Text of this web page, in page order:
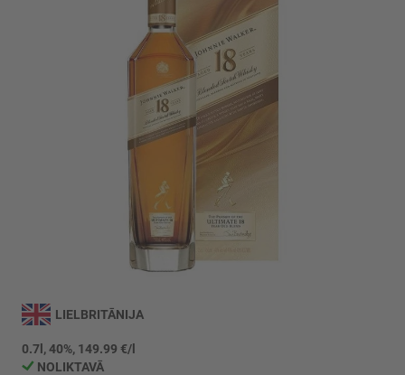
uz
galerijas
sākumu
LIELBRITĀNIJA
0.7l, 40%, 149.99 €/l
NOLIKTAVĀ